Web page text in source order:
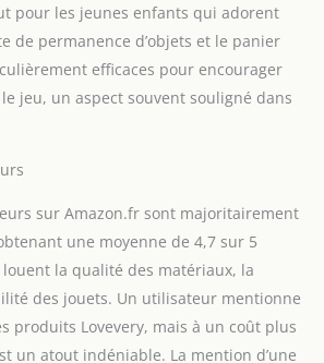
jetant les bases de la
croissance cognitive.
Sécurité et longévité : la
sécurité et le bien-être
de votre enfant sont
beaucoup d'amour à
partir de matériaux
durables pour que
chaque session de jeu
soit sûre et amusante.
Vous pouvez être
tranquille en sachant
pour les jeunes enfants qui adorent
de permanence d’objets et le panier
efficaces pour encourager
jeu, un aspect souvent souligné dans
sur Amazon.fr sont majoritairement
une moyenne de 4,7 sur 5
la qualité des matériaux, la
des jouets. Un utilisateur mentionne
produits Lovevery, mais à un coût plus
un atout indéniable. La mention d’une